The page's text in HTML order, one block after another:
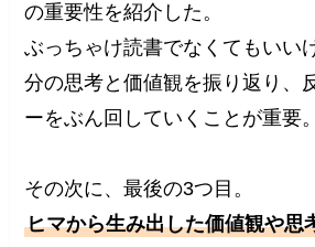
の重要性を紹介した。
ぶっちゃけ読書でなくてもいい
分の思考と価値観を振り返り、
ーをぶん回していくことが重要。
その次に、最後の3つ目。
ヒマから生み出した価値観や思